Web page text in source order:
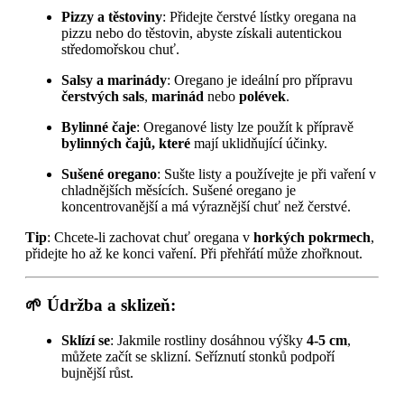
Pizzy a těstoviny: Přidejte čerstvé lístky oregana na
pizzu nebo do těstovin, abyste získali autentickou
středomořskou chuť.
Salsy a marinády: Oregano je ideální pro přípravu
čerstvých sals, marinád nebo polévek.
Bylinné čaje: Oreganové listy lze použít k přípravě
bylinných čajů, které mají uklidňující účinky.
Sušené oregano: Sušte listy a používejte je při vaření v
chladnějších měsících. Sušené oregano je
koncentrovanější a má výraznější chuť než čerstvé.
Tip: Chcete-li zachovat chuť oregana v horkých pokrmech,
přidejte ho až ke konci vaření. Při přehřátí může zhořknout.
🌱 Údržba a sklizeň:
Sklízí se: Jakmile rostliny dosáhnou výšky 4-5 cm,
můžete začít se sklizní. Seříznutí stonků podpoří
bujnější růst.